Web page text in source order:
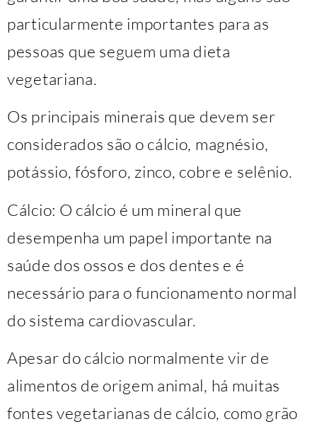
particularmente importantes para as
pessoas que seguem uma dieta
vegetariana.
Os principais minerais que devem ser
considerados são o cálcio, magnésio,
potássio, fósforo, zinco, cobre e selênio.
Cálcio: O cálcio é um mineral que
desempenha um papel importante na
saúde dos ossos e dos dentes e é
necessário para o funcionamento normal
do sistema cardiovascular.
Apesar do cálcio normalmente vir de
alimentos de origem animal, há muitas
fontes vegetarianas de cálcio, como grão